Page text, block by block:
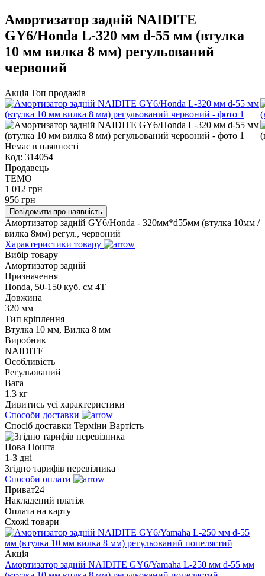
Амортизатор задній NAIDITE
GY6/Honda L-320 мм d-55 мм (втулка
10 мм вилка 8 мм) регульований
червоний
Акція Топ продажів
Немає в наявності
Код: 314054
Продавець
TEMO
1 012 грн
956 грн
Повідомити про наявність
Амортизатор задній GY6/Honda - 320мм*d55мм (втулка 10мм /
вилка 8мм) регул., червоний
Характеристики товару
Вибір товару
Амортизатор задній
Призначення
Honda, 50-150 куб. см 4Т
Довжина
320 мм
Тип кріплення
Втулка 10 мм, Вилка 8 мм
Виробник
NAIDITE
Особливість
Регульований
Вага
1.3 кг
Дивитись усі характеристики
Способи доставки
Спосіб доставки Терміни Вартість
Нова Пошта
1-3 дні
Згідно тарифів перевізника
Способи оплати
Приват24
Накладений платіж
Оплата на карту
Схожі товари
Акція
Амортизатор задній NAIDITE GY6/Yamaha L-250 мм d-55 мм